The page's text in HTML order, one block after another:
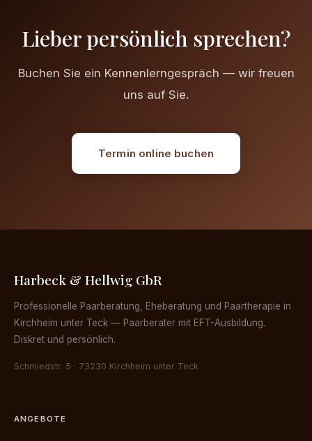
Lieber persönlich sprechen?
Buchen Sie ein Kennenlerngespräch — wir freuen
uns auf Sie.
Termin online buchen
Harbeck & Hellwig GbR
Professionelle Paarberatung, Eheberatung und Paartherapie in
Kirchheim unter Teck — Paarberater mit EFT-Ausbildung.
Diskret und persönlich.
Schmiedstr. 5 · 73230 Kirchheim unter Teck
ANGEBOTE